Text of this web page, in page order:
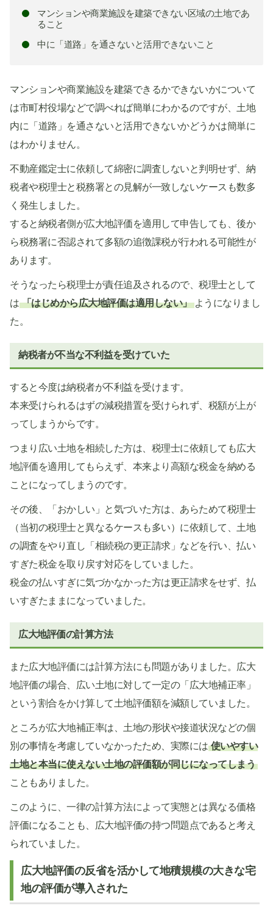
マンションや商業施設を建築できない区域の土地であ
ること
中に「道路」を通さないと活用できないこと
マンションや商業施設を建築できるかできないかについて
は市町村役場などで調べれば簡単にわかるのですが、土地
内に「道路」を通さないと活用できないかどうかは簡単に
はわかりません。
不動産鑑定士に依頼して綿密に調査しないと判明せず、納
税者や税理士と税務署との見解が一致しないケースも数多
く発生しました。
すると納税者側が広大地評価を適用して申告しても、後か
ら税務署に否認されて多額の追徴課税が行われる可能性が
あります。
そうなったら税理士が責任追及されるので、税理士として
は 「はじめから広大地評価は適用しない」 ようになりまし
た。
納税者が不当な不利益を受けていた
すると今度は納税者が不利益を受けます。
本来受けられるはずの減税措置を受けられず、税額が上が
ってしまうからです。
つまり広い土地を相続した方は、税理士に依頼しても広大
地評価を適用してもらえず、本来より高額な税金を納める
ことになってしまうのです。
その後、「おかしい」と気づいた方は、あらためて税理士
（当初の税理士と異なるケースも多い）に依頼して、土地
の調査をやり直し「相続税の更正請求」などを行い、払い
すぎた税金を取り戻す対応をしていました。
税金の払いすぎに気づかなかった方は更正請求をせず、払
いすぎたままになっていました。
広大地評価の計算方法
また広大地評価には計算方法にも問題がありました。広大
地評価の場合、広い土地に対して一定の「広大地補正率」
という割合をかけ算して土地評価額を減額していました。
ところが広大地補正率は、土地の形状や接道状況などの個
別の事情を考慮していなかったため、実際には 使いやすい
土地と本当に使えない土地の評価額が同じになってしまう
こともありました。
このように、一律の計算方法によって実態とは異なる価格
評価になることも、広大地評価の持つ問題点であると考え
られていました。
広大地評価の反省を活かして地積規模の大きな宅
地の評価が導入された